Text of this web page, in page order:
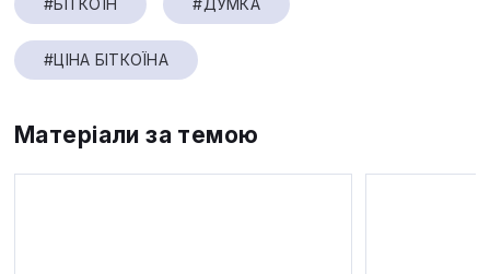
#БІТКОЇН #ДУМКА
#ЦІНА БІТКОЇНА
Матеріали за темою